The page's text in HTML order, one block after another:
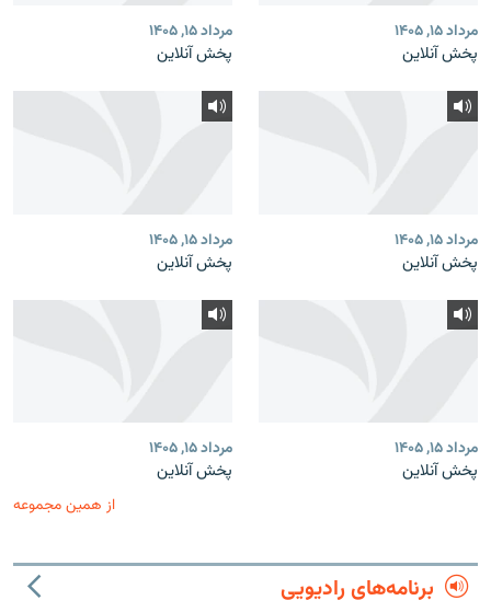
مرداد ۱۵, ۱۴۰۵
پخش آنلاین
مرداد ۱۵, ۱۴۰۵
پخش آنلاین
مرداد ۱۵, ۱۴۰۵
پخش آنلاین
مرداد ۱۵, ۱۴۰۵
پخش آنلاین
مرداد ۱۵, ۱۴۰۵
پخش آنلاین
مرداد ۱۵, ۱۴۰۵
پخش آنلاین
از همین مجموعه
برنامه‌های رادیویی